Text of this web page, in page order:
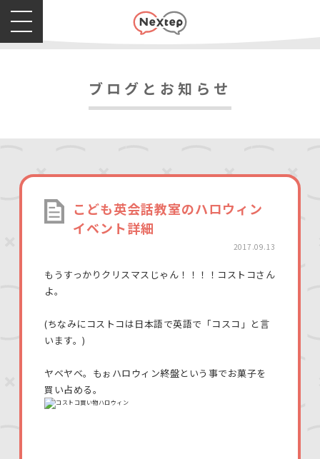
ブログとお知らせ
こども英会話教室のハロウィン
イベント詳細
2017.09.13
もうすっかりクリスマスじゃん！！！！コストコさん
よ。
(ちなみにコストコは日本語で英語で「コスコ」と言
います。)
ヤベヤベ。もぉハロウィン終盤という事でお菓子を
買い占める。